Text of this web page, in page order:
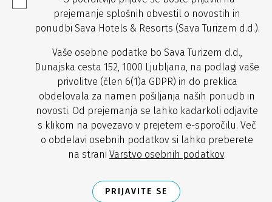
prejemanje splošnih obvestil o novostih in
ponudbi Sava Hotels & Resorts (Sava Turizem d.d.).
Vaše osebne podatke bo Sava Turizem d.d.,
Dunajska cesta 152, 1000 Ljubljana, na podlagi vaše
privolitve (člen 6(1)a GDPR) in do preklica
obdelovala za namen pošiljanja naših ponudb in
novosti. Od prejemanja se lahko kadarkoli odjavite
s klikom na povezavo v prejetem e-sporočilu. Več
o obdelavi osebnih podatkov si lahko preberete
na strani Varstvo osebnih podatkov.
PRIJAVITE SE